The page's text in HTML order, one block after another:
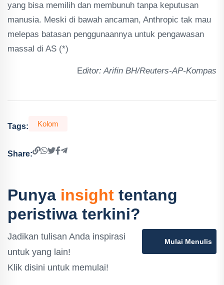
yang bisa memilih dan membunuh tanpa keputusan
manusia. Meski di bawah ancaman, Anthropic tak mau
melepas batasan penggunaannya untuk pengawasan
massal di AS (*)
Editor: Arifin BH/Reuters-AP-Kompas
Tags: Kolom
Share:
Punya insight tentang
peristiwa terkini?
Jadikan tulisan Anda inspirasi
untuk yang lain!
Klik disini untuk memulai!
Mulai Menulis